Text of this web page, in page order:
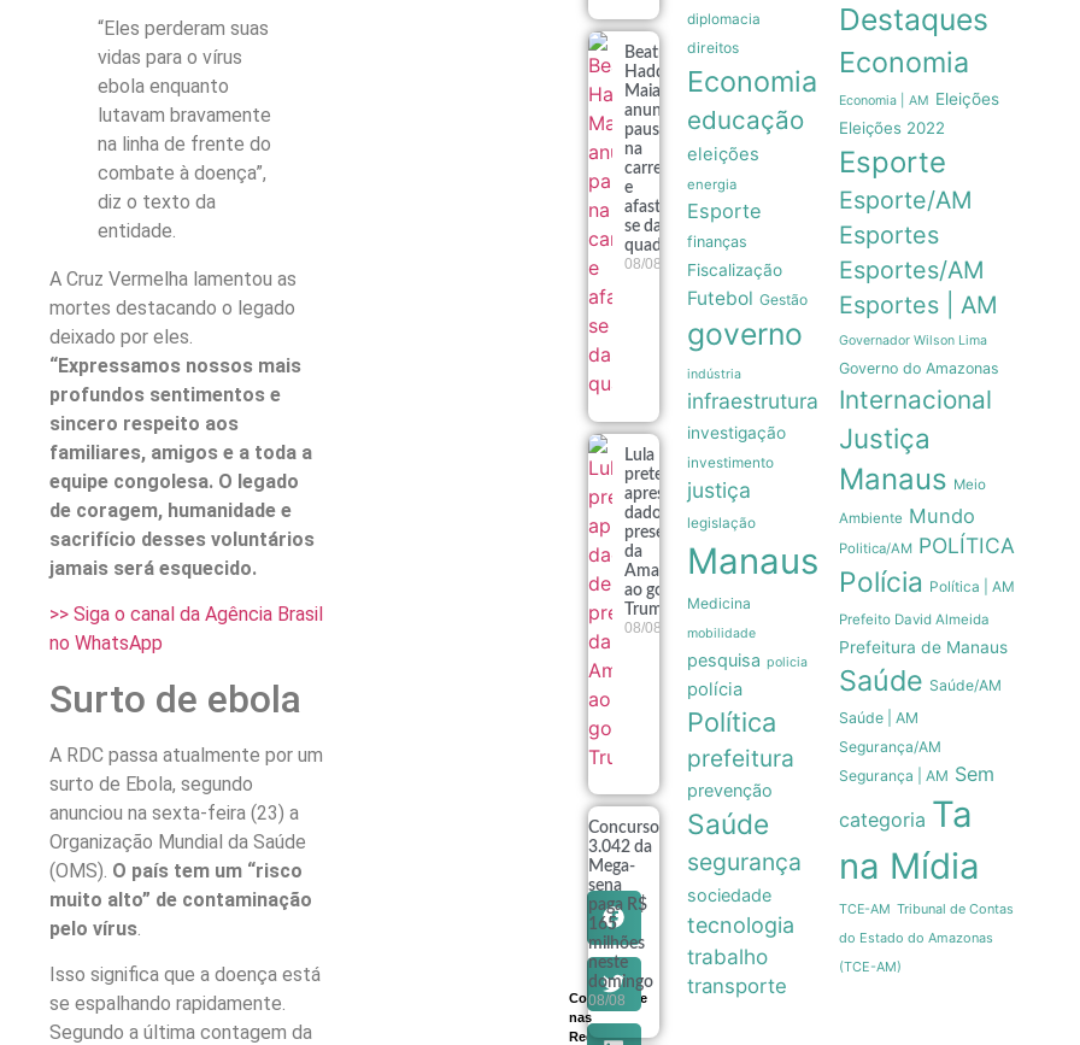
“Eles perderam suas
vidas para o vírus
ebola enquanto
lutavam bravamente
na linha de frente do
combate à doença”,
diz o texto da
entidade.
A Cruz Vermelha lamentou as
mortes destacando o legado
deixado por eles.
“Expressamos nossos mais
profundos sentimentos e
sincero respeito aos
familiares, amigos e a toda a
equipe congolesa. O legado
de coragem, humanidade e
sacrifício desses voluntários
jamais será esquecido.
>> Siga o canal da Agência Brasil
no WhatsApp
Surto de ebola
A RDC passa atualmente por um
surto de Ebola, segundo
anunciou na sexta-feira (23) a
Organização Mundial da Saúde
(OMS). O país tem um “risco
muito alto” de contaminação
pelo vírus.
Isso significa que a doença está
se espalhando rapidamente.
Segundo a última contagem da
Compartilhe
nas
Redes
Beatriz
Haddad
Maia
anuncia
pausa
na
carreira
e
afasta-
se das
quadras
08/08
Lula
pretende
apresentar
dados de
preservação
da
Amazônia
ao governo
Trump
08/08
Concurso
3.042 da
Mega-
sena
paga R$
165
milhões
neste
domingo
08/08
diplomacia
direitos
Economia
educação
eleições
energia
Esporte
finanças
Fiscalização
Futebol Gestão
governo
indústria
infraestrutura
investigação
investimento
justiça
legislação
Manaus
Medicina
mobilidade
pesquisa policia
polícia
Política
prefeitura
prevenção
Saúde
segurança
sociedade
tecnologia
trabalho
transporte
Destaques
Economia
Economia | AM Eleições
Eleições 2022
Esporte
Esporte/AM
Esportes
Esportes/AM
Esportes | AM
Governador Wilson Lima
Governo do Amazonas
Internacional
Justiça
Manaus Meio
Ambiente Mundo
Politica/AM POLÍTICA
Polícia Política | AM
Prefeito David Almeida
Prefeitura de Manaus
Saúde Saúde/AM
Saúde | AM
Segurança/AM
Segurança | AM Sem
categoria Ta
na Mídia
TCE-AM Tribunal de Contas
do Estado do Amazonas
(TCE-AM)